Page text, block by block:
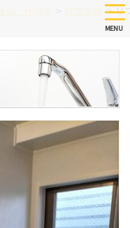
MENU
備 HOME >リ